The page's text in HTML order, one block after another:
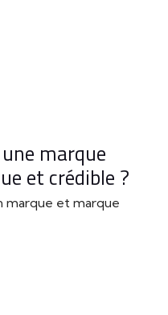
marque
et crédible ?
marque et marque